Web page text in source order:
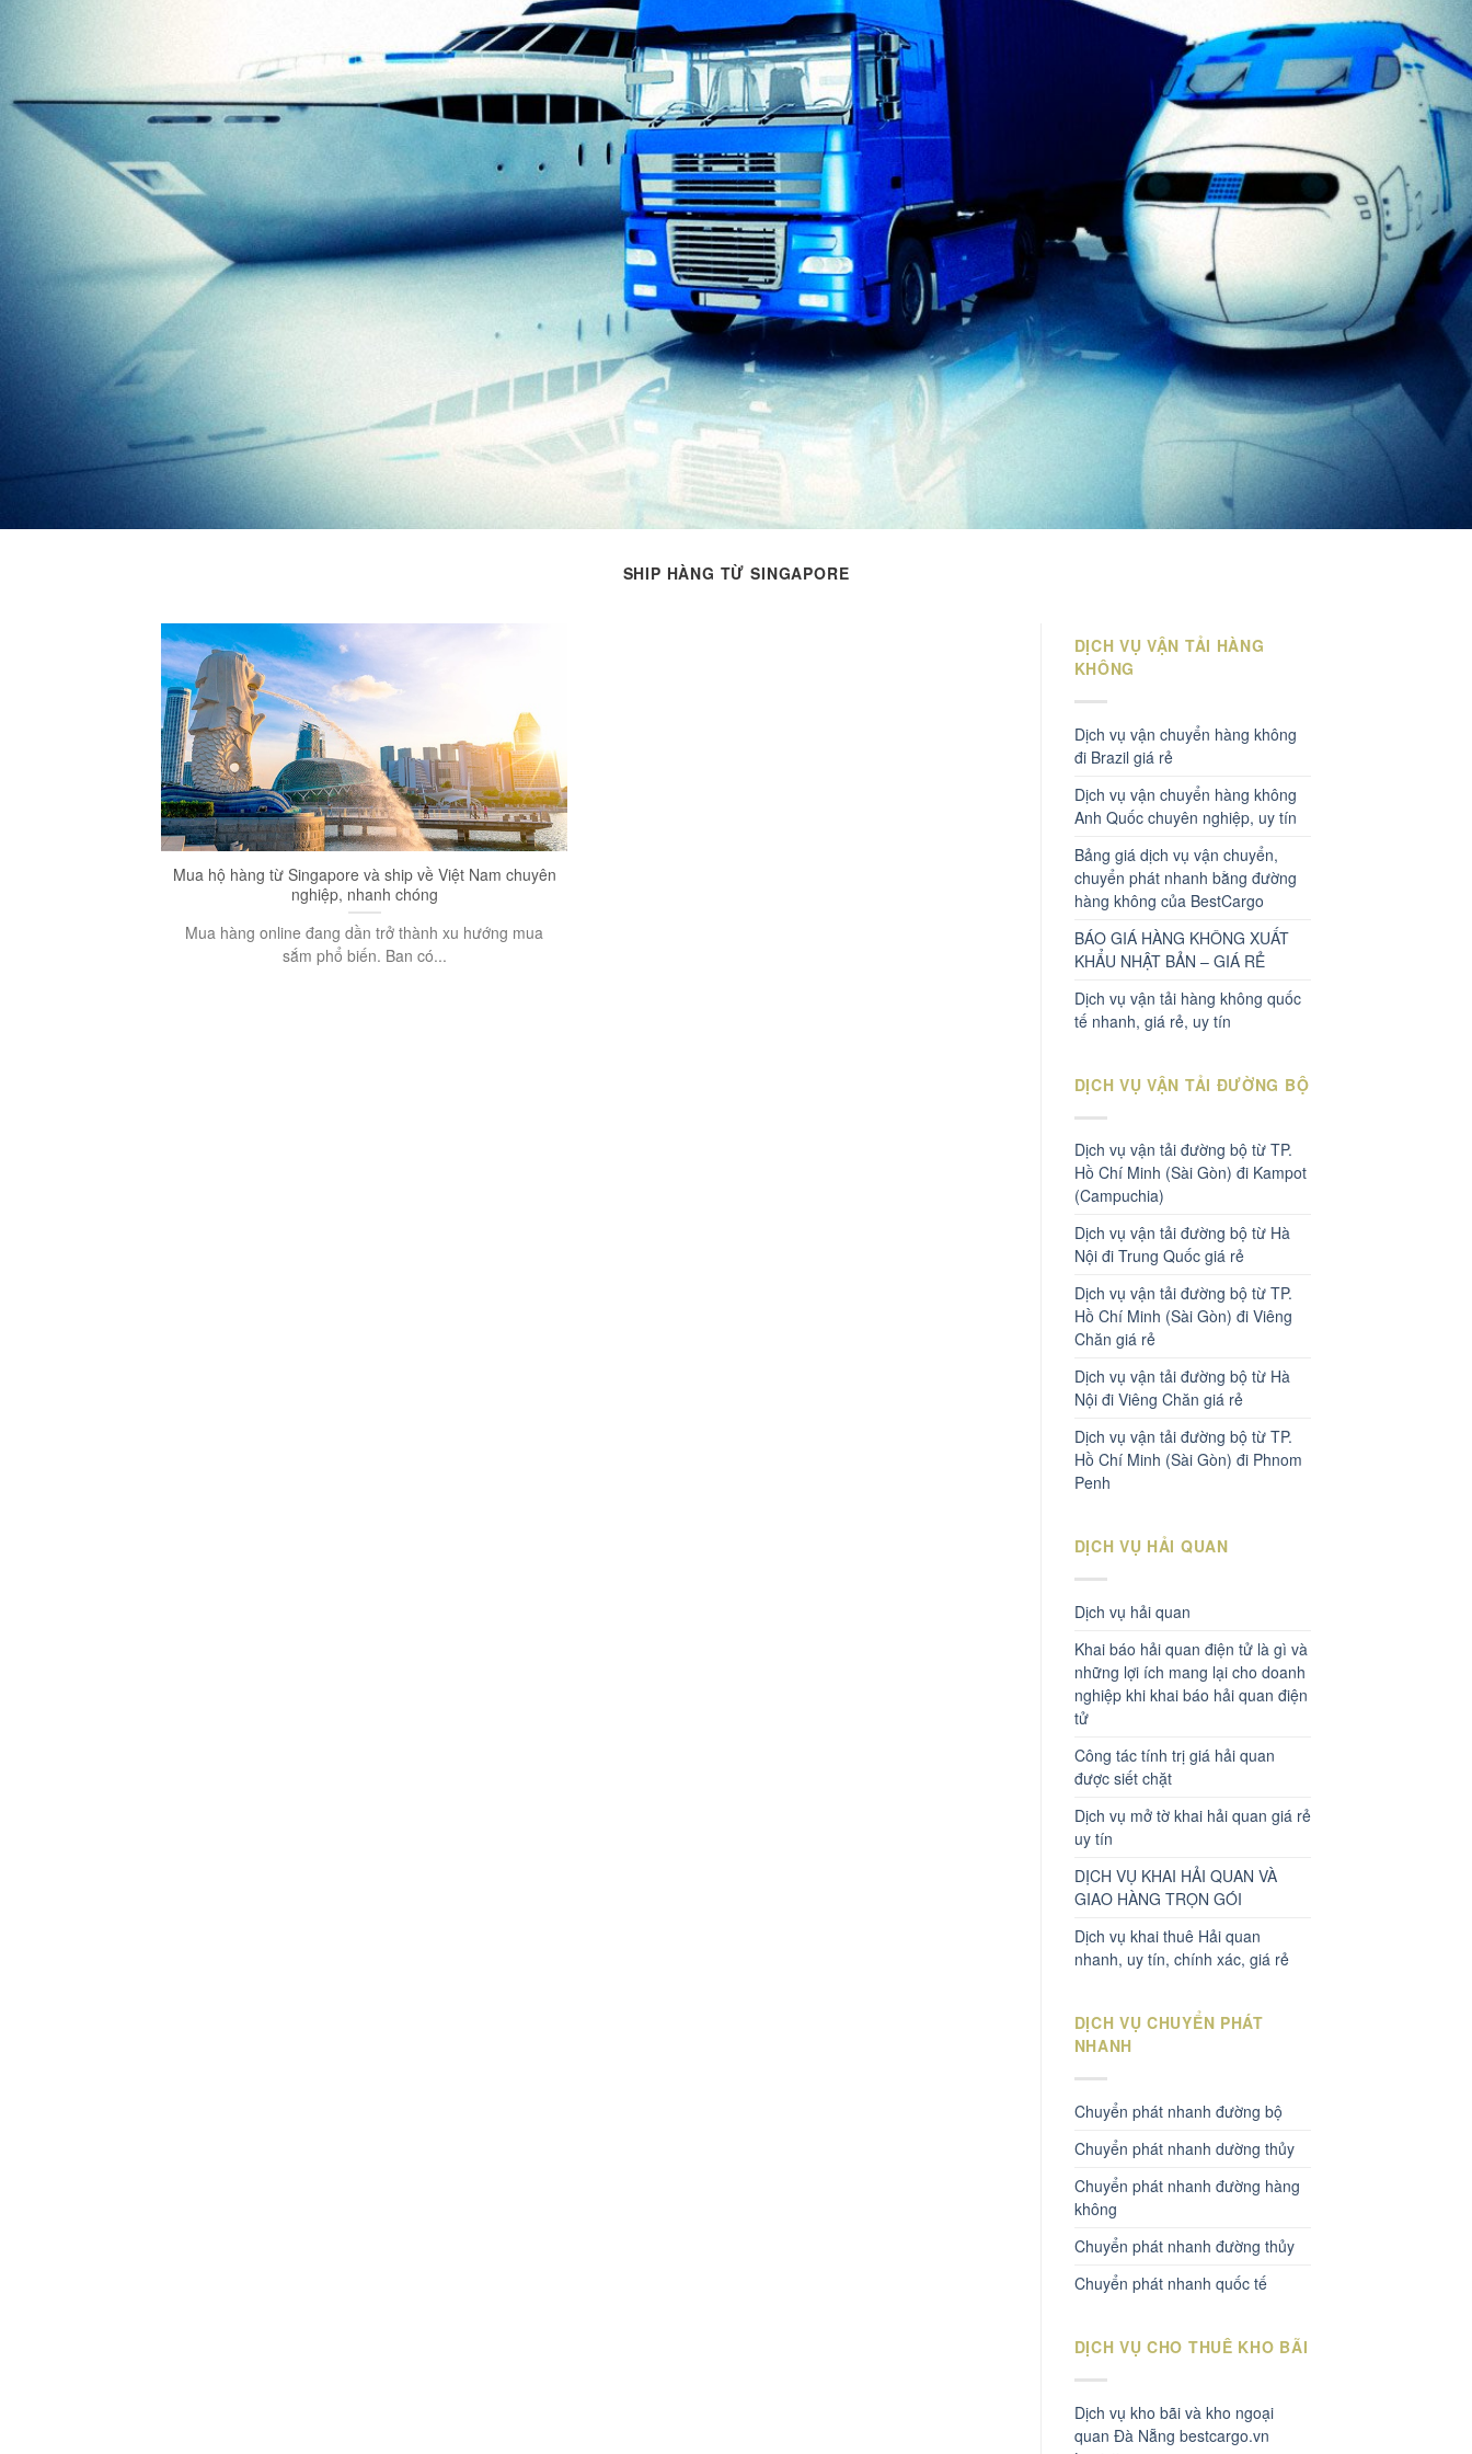
SHIP HÀNG TỪ SINGAPORE
Mua hộ hàng từ Singapore và ship về Việt Nam chuyên
nghiệp, nhanh chóng
Mua hàng online đang dần trở thành xu hướng mua
sắm phổ biến. Ban có...
DỊCH VỤ VẬN TẢI HÀNG
KHÔNG
Dịch vụ vận chuyển hàng không
đi Brazil giá rẻ
Dịch vụ vận chuyển hàng không
Anh Quốc chuyên nghiệp, uy tín
Bảng giá dịch vụ vận chuyển,
chuyển phát nhanh bằng đường
hàng không của BestCargo
BÁO GIÁ HÀNG KHÔNG XUẤT
KHẨU NHẬT BẢN – GIÁ RẺ
Dịch vụ vận tải hàng không quốc
tế nhanh, giá rẻ, uy tín
DỊCH VỤ VẬN TẢI ĐƯỜNG BỘ
Dịch vụ vận tải đường bộ từ TP.
Hồ Chí Minh (Sài Gòn) đi Kampot
(Campuchia)
Dịch vụ vận tải đường bộ từ Hà
Nội đi Trung Quốc giá rẻ
Dịch vụ vận tải đường bộ từ TP.
Hồ Chí Minh (Sài Gòn) đi Viêng
Chăn giá rẻ
Dịch vụ vận tải đường bộ từ Hà
Nội đi Viêng Chăn giá rẻ
Dịch vụ vận tải đường bộ từ TP.
Hồ Chí Minh (Sài Gòn) đi Phnom
Penh
DỊCH VỤ HẢI QUAN
Dịch vụ hải quan
Khai báo hải quan điện tử là gì và
những lợi ích mang lại cho doanh
nghiệp khi khai báo hải quan điện
tử
Công tác tính trị giá hải quan
được siết chặt
Dịch vụ mở tờ khai hải quan giá rẻ
uy tín
DỊCH VỤ KHAI HẢI QUAN VÀ
GIAO HÀNG TRỌN GÓI
Dịch vụ khai thuê Hải quan
nhanh, uy tín, chính xác, giá rẻ
DỊCH VỤ CHUYỂN PHÁT
NHANH
Chuyển phát nhanh đường bộ
Chuyển phát nhanh dường thủy
Chuyển phát nhanh đường hàng
không
Chuyển phát nhanh đường thủy
Chuyển phát nhanh quốc tế
DỊCH VỤ CHO THUÊ KHO BÃI
Dịch vụ kho bãi và kho ngoại
quan Đà Nẵng bestcargo.vn